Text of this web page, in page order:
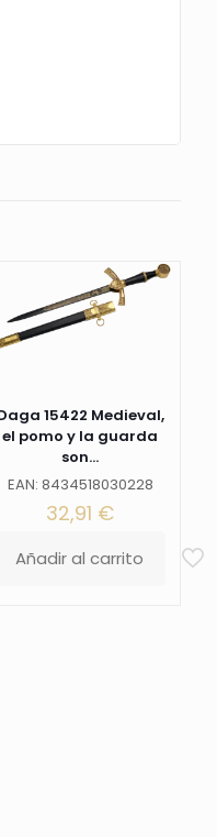
15422 Medieval,
el pomo y la guarda
son...
EAN: 8434518030228
32,91 €
Añadir al carrito